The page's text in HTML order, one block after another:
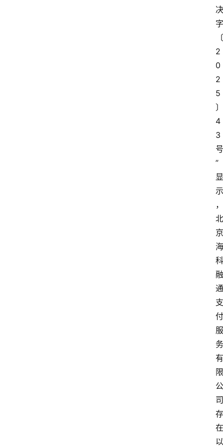
决
字
〔
2
0
2
5
〕
4
3
号
”
显
示
，
北
京
海
科
融
通
支
付
服
务
有
限
公
司
存
在
以